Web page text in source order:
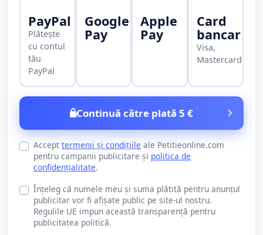
PayPal
Plătește
cu contul
tău
PayPal
Google
Pay
Apple
Pay
Card
bancar
Visa,
Mastercard
Continuă către plată 5 €
Accept termenii și condițiile ale Petitieonline.com
pentru campanii publicitare și politica de
confidențialitate.
Înțeleg că numele meu și suma plătită pentru anunțul
publicitar vor fi afișate public pe site-ul nostru.
Regulile UE impun această transparență pentru
publicitatea politică.